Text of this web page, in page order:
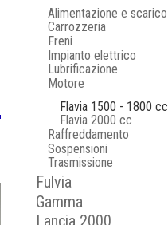
Alimentazione e scarico
Carrozzeria
Freni
Impianto elettrico
Lubrificazione
Motore
Flavia 1500 - 1800 cc
Flavia 2000 cc
Raffreddamento
Sospensioni
Trasmissione
Fulvia
Gamma
Lancia 2000